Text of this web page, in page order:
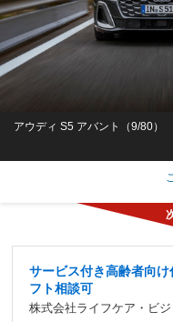
アウディ S5 アバント（9/80）
サービス付き高齢者向
フト相談可
株式会社ライフケア・ビ